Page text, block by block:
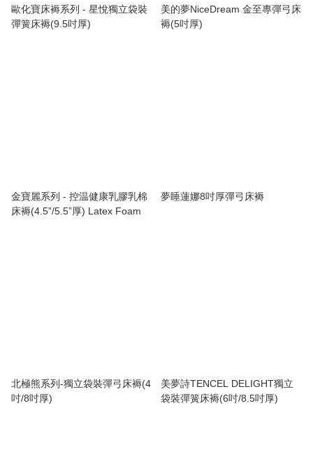
歐化寶床褥系列 - 星悅獨立袋裝
彈簧床褥(9.5吋厚)
美的夢NiceDream 金至專彈弓床
褥(5吋厚)
金寶麗系列 - 控温健康乳膠乳棉
床褥(4.5”/5.5”厚) Latex Foam
夢睡蓮娜8吋厚彈弓床褥
北極熊系列-獨立袋裝彈弓床褥(4
吋/8吋厚)
美夢詩TENCEL DELIGHT獨立
袋裝彈簧床褥(6吋/8.5吋厚)